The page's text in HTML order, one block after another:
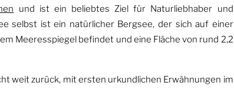
und ist ein beliebtes Ziel für Naturliebhaber und
selbst ist ein natürlicher Bergsee, der sich auf einer
Meeresspiegel befindet und eine Fläche von rund 2,2
weit zurück, mit ersten urkundlichen Erwähnungen im